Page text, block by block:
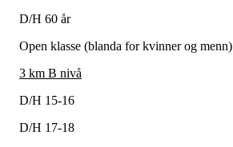
D/H 60 år
Open klasse (blanda for kvinner og menn)
3 km B nivå
D/H 15-16
D/H 17-18